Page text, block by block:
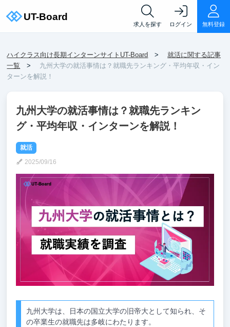
求人を探す ログイン 無料登録
ハイクラス向け長期インターンサイトUT-Board
就活に関する記事
一覧
九州大学の就活事情は？就職先ランキング・平均年収・イン
ターンを解説！
九州大学の就活事情は？就職先ランキン
グ・平均年収・インターンを解説！
就活
2025/09/16
九州大学は、日本の国立大学の旧帝大として知られ、そ
の卒業生の就職先は多岐にわたります。